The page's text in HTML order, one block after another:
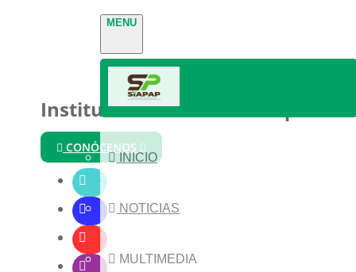
MENU
INICIO
NOTICIAS
MULTIMEDIA
Instituto Nacional de Parques
CONÓCENOS